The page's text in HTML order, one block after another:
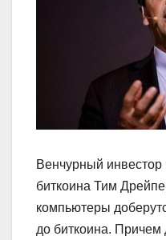
Венчурный инвестор
биткоина Тим
компьютеры
до биткоина. Причем